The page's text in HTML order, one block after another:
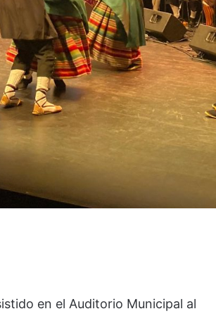
en el Auditorio Municipal al